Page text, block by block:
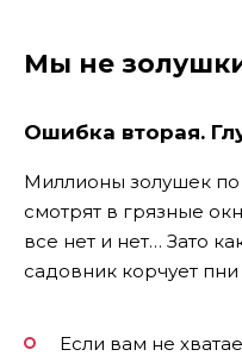
Мы не
Ошибка вторая.
Миллионы золушек по
смотрят в грязные
все нет и нет… Зато
садовник корчует
Если вам не